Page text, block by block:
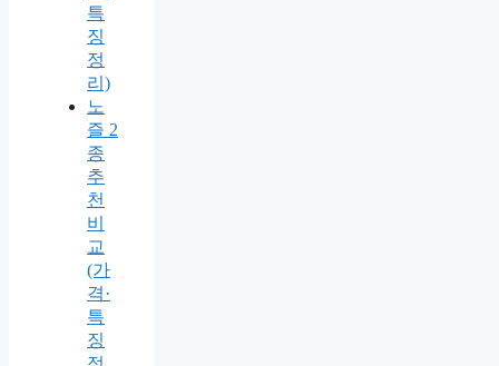
특
징
정
리)
노
즐 2
종
추
천
비
교
(가
격·
특
징